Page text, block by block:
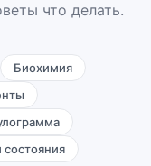
что делать.
Биохимия
состояния